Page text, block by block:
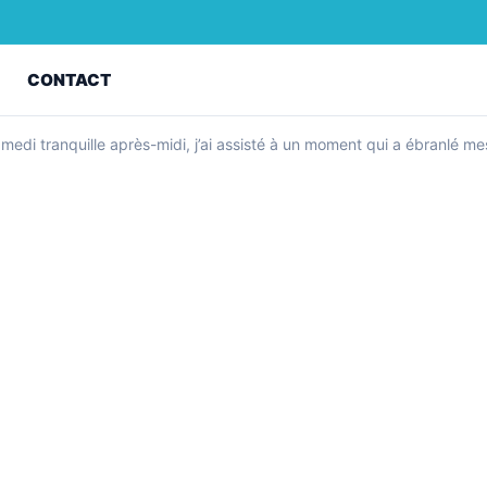
CONTACT
tranquille après-midi, j’ai assisté à un moment qui a ébranlé